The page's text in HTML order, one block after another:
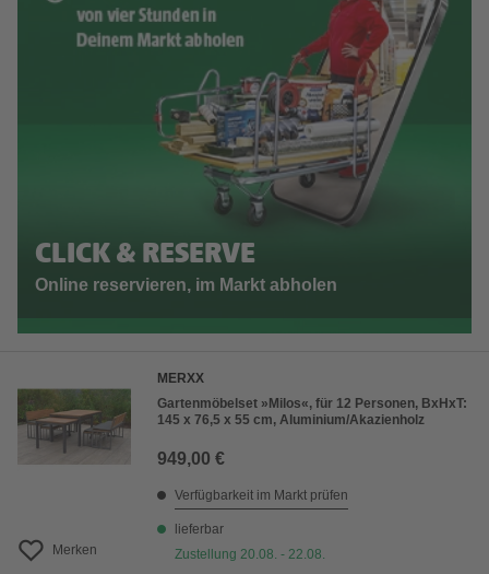
CLICK & RESERVE
Online reservieren, im Markt abholen
Merken
MERXX
Gartenmöbelset »Milos«, für 12 Personen, BxHxT:
145 x 76,5 x 55 cm, Aluminium/Akazienholz
949,00 €
Verfügbarkeit im Markt prüfen
lieferbar
Zustellung 20.08. - 22.08.